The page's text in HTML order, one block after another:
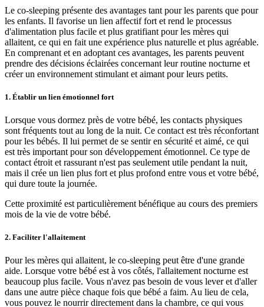
Le co-sleeping présente des avantages tant pour les parents que pour
les enfants. Il favorise un lien affectif fort et rend le processus
d'alimentation plus facile et plus gratifiant pour les mères qui
allaitent, ce qui en fait une expérience plus naturelle et plus agréable.
En comprenant et en adoptant ces avantages, les parents peuvent
prendre des décisions éclairées concernant leur routine nocturne et
créer un environnement stimulant et aimant pour leurs petits.
1. Établir un lien émotionnel fort
Lorsque vous dormez près de votre bébé, les contacts physiques
sont fréquents tout au long de la nuit. Ce contact est très réconfortant
pour les bébés. Il lui permet de se sentir en sécurité et aimé, ce qui
est très important pour son développement émotionnel. Ce type de
contact étroit et rassurant n'est pas seulement utile pendant la nuit,
mais il crée un lien plus fort et plus profond entre vous et votre bébé,
qui dure toute la journée.
Cette proximité est particulièrement bénéfique au cours des premiers
mois de la vie de votre bébé.
2. Faciliter l'allaitement
Pour les mères qui allaitent, le co-sleeping peut être d'une grande
aide. Lorsque votre bébé est à vos côtés, l'allaitement nocturne est
beaucoup plus facile. Vous n'avez pas besoin de vous lever et d'aller
dans une autre pièce chaque fois que bébé a faim. Au lieu de cela,
vous pouvez le nourrir directement dans la chambre, ce qui vous